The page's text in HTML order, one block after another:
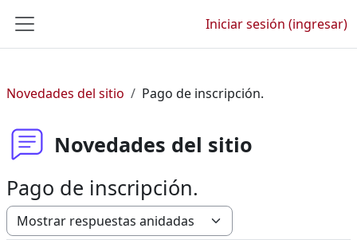
Pánel lateral
Iniciar sesión (ingresar)
Novedades del sitio Pago de inscripción.
Novedades del sitio
Pago de inscripción.
Modo de visualización